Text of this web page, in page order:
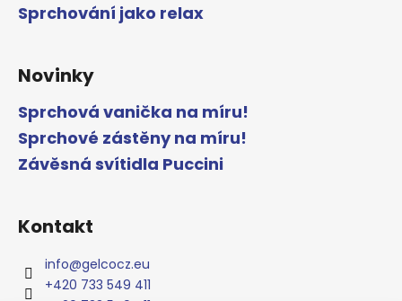
Sprchování jako relax
Novinky
Sprchová vanička na míru!
Sprchové zástěny na míru!
Závěsná svítidla Puccini
Kontakt
info@gelcocz.eu
+420 733 549 411